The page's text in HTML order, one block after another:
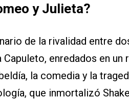
y Julieta?
de la rivalidad entre
enredados en un
la comedia y la
que inmortalizó